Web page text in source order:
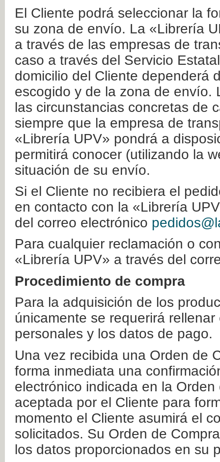
El Cliente podrá seleccionar la
su zona de envío. La «Librería
a través de las empresas de
caso a través del Servicio
domicilio del Cliente dependerá
escogido y de la zona de envío.
las circunstancias concretas de
siempre que la empresa de
«Librería UPV» pondrá a
permitirá conocer (utilizando la
situación de su envío.
Si el Cliente no recibiera el
en contacto con la «Librería
del correo electrónico
Para cualquier reclamación o
«Librería UPV» a través del
Procedimiento de compra
Para la adquisición de los
únicamente se requerirá
personales y los datos de pago.
Una vez recibida una Orden de
forma inmediata una
electrónico indicada en la
aceptada por el Cliente para
momento el Cliente asumirá el
solicitados. Su Orden de
los datos proporcionados en su